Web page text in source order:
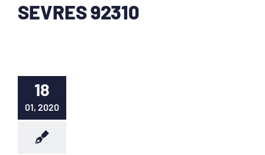
SEVRES 92310
18
01, 2020